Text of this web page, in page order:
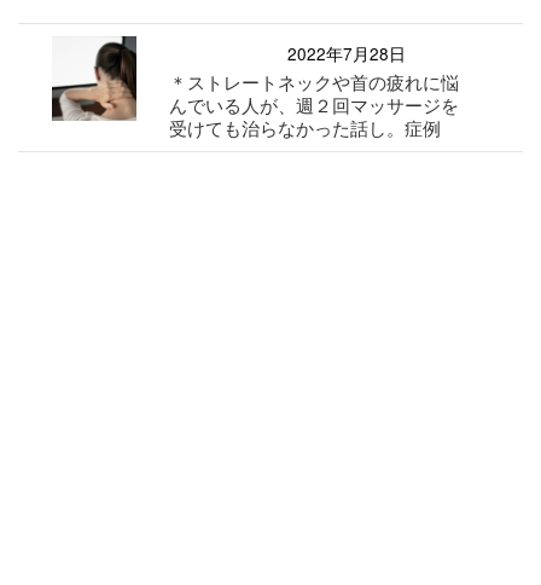
2022年7月28日
＊ストレートネックや首の疲れに悩
んでいる人が、週２回マッサージを
受けても治らなかった話し。症例